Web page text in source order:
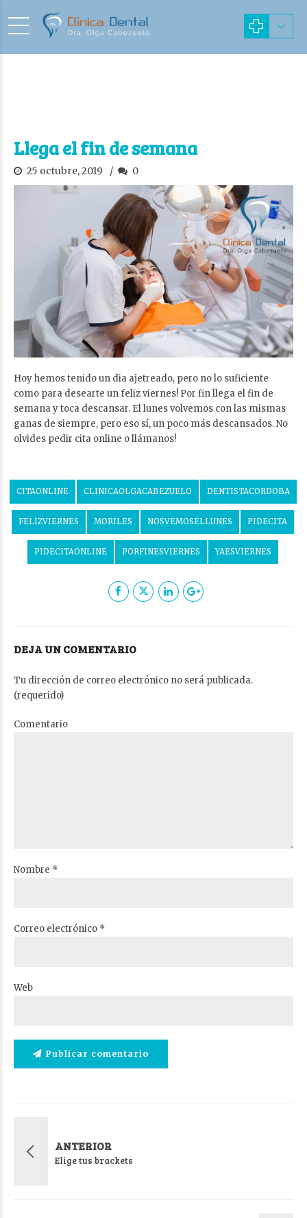
Llega el fin de semana
25 octubre, 2019 0
Hoy hemos tenido un dia ajetreado, pero no lo suficiente
como para desearte un feliz viernes! Por fin llega el fin de
semana y toca descansar. El lunes volvemos con las mismas
ganas de siempre, pero eso sí, un poco más descansados. No
olvides pedir cita online o llámanos!
CITAONLINE CLINICAOLGACABEZUELO DENTISTACORDOBA
FELIZVIERNES MORILES NOSVEMOSELLUNES PIDECITA
PIDECITAONLINE PORFINESVIERNES YAESVIERNES
DEJA UN COMENTARIO
Tu dirección de correo electrónico no será publicada.
(requerido)
Comentario
Nombre *
Correo electrónico *
Web
Publicar comentario
ANTERIOR
Elige tus brackets